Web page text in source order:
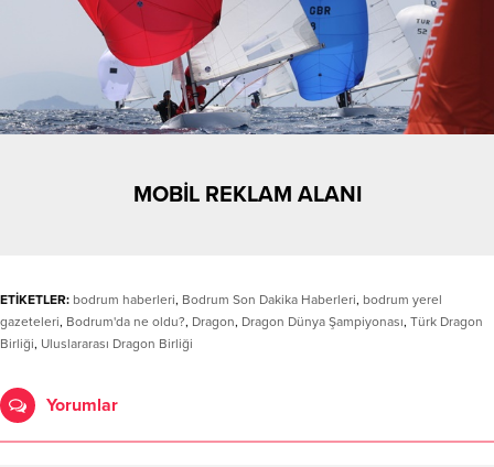
MOBİL REKLAM ALANI
ETİKETLER: bodrum haberleri, Bodrum Son Dakika Haberleri, bodrum yerel
gazeteleri, Bodrum'da ne oldu?, Dragon, Dragon Dünya Şampiyonası, Türk Dragon
Birliği, Uluslararası Dragon Birliği
Yorumlar